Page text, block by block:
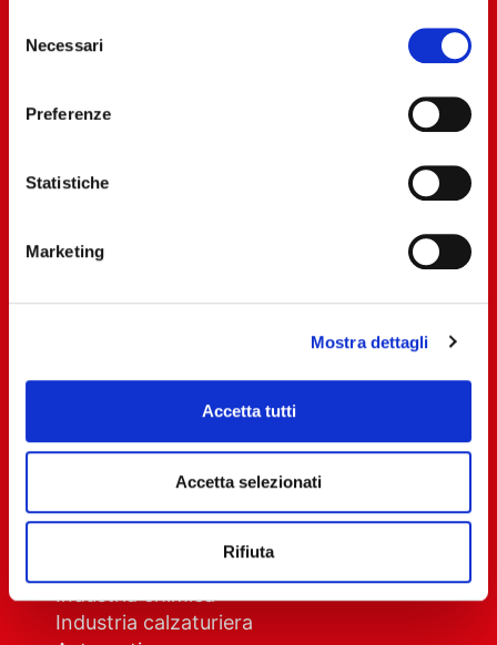
delNecessari
Preferenze
Statistiche
Marketing
Mostra dettagli
Accetta tutti
Accetta selezionati
Rifiuta
Come lavoriamo
Cookie Policy
Settori
Imballaggio generico e alimentare
Industria chimica
Industria calzaturiera